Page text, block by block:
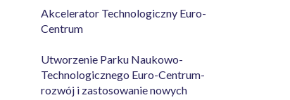
Akcelerator Technologiczny Euro-
Centrum
Utworzenie Parku Naukowo-
Technologicznego Euro-Centrum-
rozwój i zastosowanie nowych